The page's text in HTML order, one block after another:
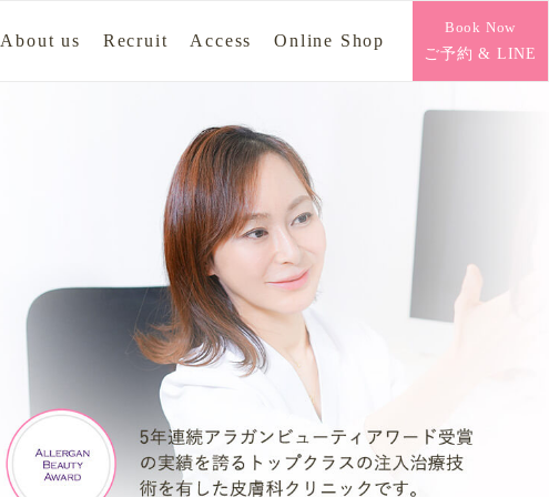
About us Recruit Access Online Shop
Book Now
ご予約 & LINE